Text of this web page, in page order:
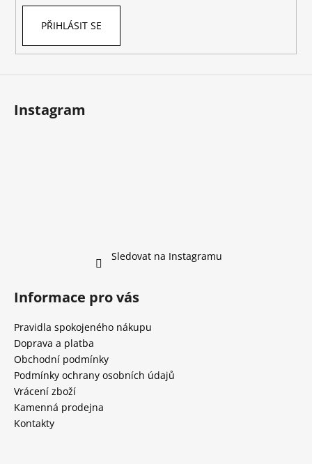
PŘIHLÁSIT SE
Instagram
Sledovat na Instagramu
Informace pro vás
Pravidla spokojeného nákupu
Doprava a platba
Obchodní podmínky
Podmínky ochrany osobních údajů
Vrácení zboží
Kamenná prodejna
Kontakty